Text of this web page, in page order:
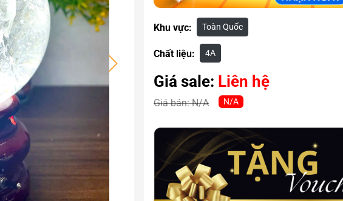
Khu vực: Toàn Quốc
Chất liệu: 4A
Giá sale: Liên hệ
Giá bán:N/A N/A